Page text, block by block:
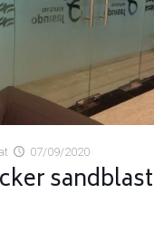
07/09/2020